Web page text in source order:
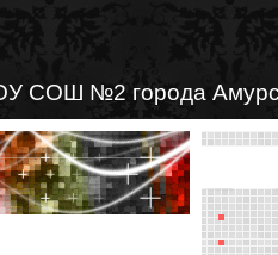
СОШ №2 города